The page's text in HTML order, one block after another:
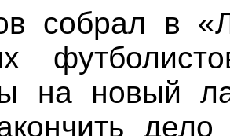
собрал в
на новый